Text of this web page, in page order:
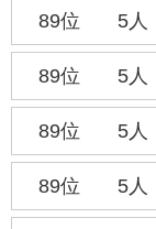
89位 5人
89位 5人
89位 5人
89位 5人